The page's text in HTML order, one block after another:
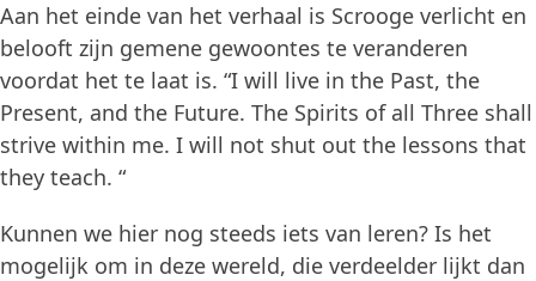
Aan het einde van het verhaal is Scrooge verlicht en
belooft zijn gemene gewoontes te veranderen
voordat het te laat is. “I will live in the Past, the
Present, and the Future. The Spirits of all Three shall
strive within me. I will not shut out the lessons that
they teach. “
Kunnen we hier nog steeds iets van leren? Is het
mogelijk om in deze wereld, die verdeelder lijkt dan